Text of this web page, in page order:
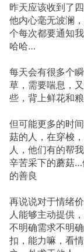
昨天应该收到了
他内心毫无波澜
个每次都要通知
哈哈…
每天会有很多个
草，需要喘息，
些，背上鲜花和
但可能更多的时
菇的人，在穿梭
人，他们有的帮
辛苦采下的蘑菇
的善良
再说说对于情绪
人能够主动提供
不明确需求不明
扣，能力嘛，看